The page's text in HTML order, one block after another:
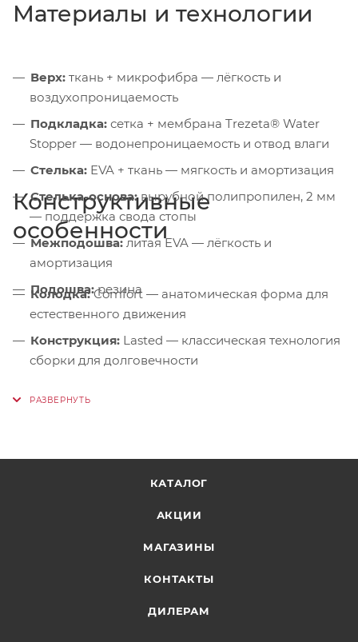
Материалы и технологии
Верх: ткань + микрофибра — лёгкость и
воздухопроницаемость
Подкладка: сетка + мембрана Trezeta® Water
Stopper — водонепроницаемость и отвод влаги
Стелька: EVA + ткань — мягкость и амортизация
Стелька-основа:вырубной полипропилен, 2 мм
— поддержка свода стопы
Межподошва:литая EVA — лёгкость и
амортизация
Подошва:резина
Конструктивные
особенности
Колодка:Comfort — анатомическая форма для
естественного движения
Конструкция: Lasted — классическая технология
сборки для долговечности
сковывания
Система шнуровки:металлические люверсы и
крючки — точная регулировка фиксации
полиуретановая плёнка — продлевает срок
КАТАЛОГ
АКЦИИ
МАГАЗИНЫ
КОНТАКТЫ
ДИЛЕРАМ